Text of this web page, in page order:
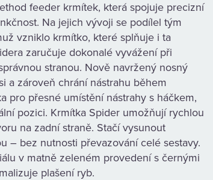
feeder krmítek, která spojuje precizní
Na jejich vývoji se podílel tým
vzniklo krmítko, které splňuje i ta
zaručuje dokonalé vyvážení při
stranou. Nově navržený nosný
a zároveň chrání nástrahu během
pro přesné umístění nástrahy s háčkem,
pozici. Krmítka Spider umožňují rychlou
na zadní straně. Stačí vysunout
– bez nutnosti převazování celé sestavy.
v matně zeleném provedení s černými
plašení ryb.